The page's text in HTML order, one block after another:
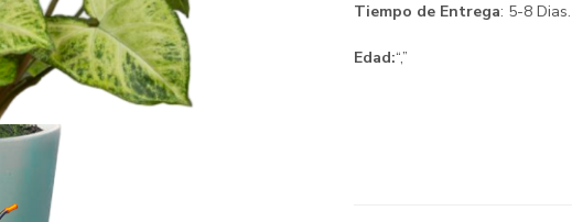
Tiempo de Entrega: 5-8 Dias.
Edad:“,”